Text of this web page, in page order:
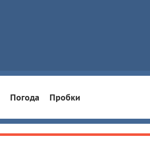
Погода Пробки